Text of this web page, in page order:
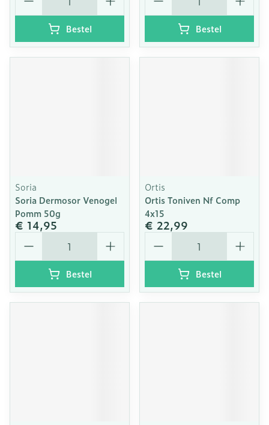
Bestel Bestel
Soria
Soria Dermosor Venogel
Pomm 50g
€ 14,95
Aantal
Bestel
Ortis
Ortis Toniven Nf Comp
4x15
€ 22,99
Aantal
Bestel